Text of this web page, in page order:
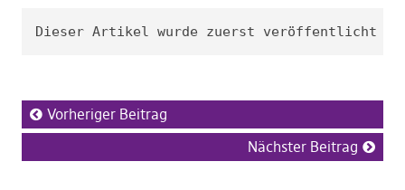
Dieser Artikel wurde zuerst veröffentlicht
Vorheriger Beitrag
Nächster Beitrag